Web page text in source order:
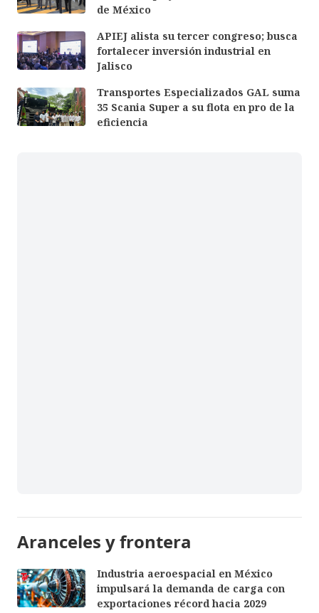
de México
APIEJ alista su tercer congreso; busca
fortalecer inversión industrial en
Jalisco
Transportes Especializados GAL suma
35 Scania Super a su flota en pro de la
eficiencia
Aranceles y frontera
Industria aeroespacial en México
impulsará la demanda de carga con
exportaciones récord hacia 2029